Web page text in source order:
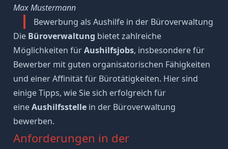
Max Mustermann
Bewerbung als Aushilfe in der Büroverwaltung
Die Büroverwaltung bietet zahlreiche
Möglichkeiten fürAushilfsjobs, insbesondere für
Bewerber mit guten organisatorischen Fähigkeiten
und einer Affinität für Bürotätigkeiten. Hier sind
einige Tipps, wie Sie sich erfolgreich für
eineAushilfsstellein der Büroverwaltung
bewerben.
Anforderungen in der